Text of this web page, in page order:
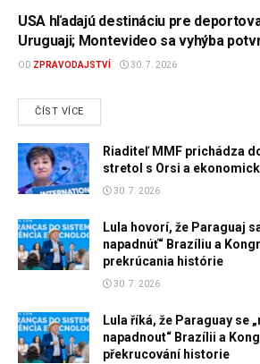
USA hľadajú destináciu pre
Uruguaji; Montevideo sa vyhýba
OD ZPRAVODAJSTVÍ 30. 7. 2026
ČÍST VÍCEDETAILS
Riaditeľ MMF prichádza
stretol s Orsi a
30. 7. 2026
Lula hovorí, že Paraguaj
napadnúť“ Brazíliu a
prekrúcania histórie
30. 7. 2026
Lula říká, že Paraguay se
napadnout“ Brazílii a
překrucování historie